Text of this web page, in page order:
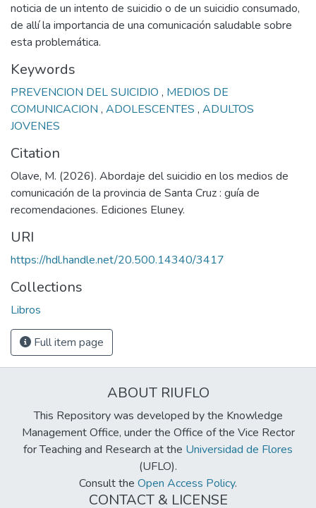
noticia de un intento de suicidio o de un suicidio consumado,
de allí la importancia de una comunicación saludable sobre
esta problemática.
Keywords
PREVENCION DEL SUICIDIO , MEDIOS DE
COMUNICACION , ADOLESCENTES , ADULTOS
JOVENES
Citation
Olave, M. (2026). Abordaje del suicidio en los medios de
comunicación de la provincia de Santa Cruz : guía de
recomendaciones. Ediciones Eluney.
URI
https://hdl.handle.net/20.500.14340/3417
Collections
Libros
Full item page
ABOUT RIUFLO
This Repository was developed by the Knowledge
Management Office, under the Office of the Vice Rector
for Teaching and Research at the Universidad de Flores
(UFLO).
Consult the Open Access Policy.
CONTACT & LICENSE